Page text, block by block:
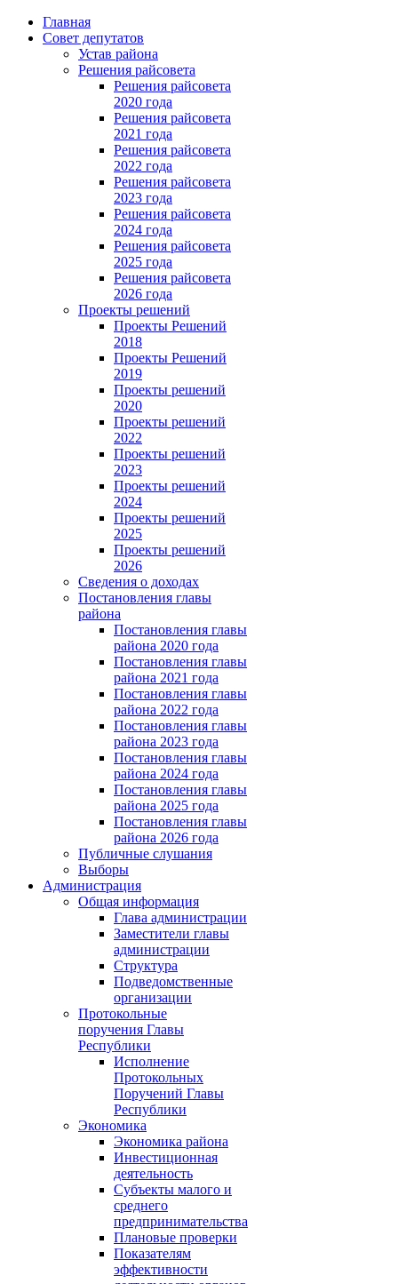
Главная
Совет депутатов
Устав района
Решения райсовета
Решения райсовета
2020 года
Решения райсовета
2021 года
Решения райсовета
2022 года
Решения райсовета
2023 года
Решения райсовета
2024 года
Решения райсовета
2025 года
Решения райсовета
2026 года
Проекты решений
Проекты Решений
2018
Проекты Решений
2019
Проекты решений
2020
Проекты решений
2022
Проекты решений
2023
Проекты решений
2024
Проекты решений
2025
Проекты решений
2026
Сведения о доходах
Постановления главы
района
Постановления главы
района 2020 года
Постановления главы
района 2021 года
Постановления главы
района 2022 года
Постановления главы
района 2023 года
Постановления главы
района 2024 года
Постановления главы
района 2025 года
Постановления главы
района 2026 года
Публичные слушания
Выборы
Администрация
Общая информация
Глава администрации
Заместители главы
администрации
Структура
Подведомственные
организации
Протокольные
поручения Главы
Республики
Исполнение
Протокольных
Поручений Главы
Республики
Экономика
Экономика района
Инвестиционная
деятельность
Субъекты малого и
среднего
предпринимательства
Плановые проверки
Показателям
эффективности